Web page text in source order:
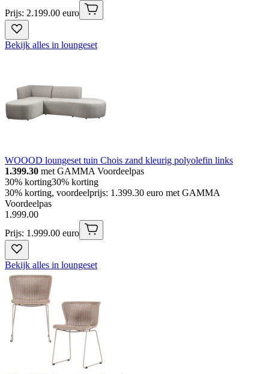
Prijs: 2.199.00 euro
Bekijk alles in loungeset
WOOOD loungeset tuin Chois zand kleurig polyolefin links
1.399.30 met GAMMA Voordeelpas
30% korting30% korting
30% korting, voordeelprijs: 1.399.30 euro met GAMMA
Voordeelpas
1 .999.00
Prijs: 1.999.00 euro
Bekijk alles in loungeset